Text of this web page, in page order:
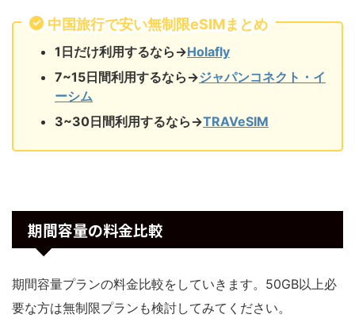
中国旅行で安い無制限eSIMまとめ
1日だけ利用するなら→Holafly
7~15日間利用するなら→ジャパンコネクト・イ
ーシム
3~30日間利用するなら→TRAVeSIM
期間容量の料金比較
期間容量プランの料金比較をしていきます。50GB以上必
要な方は無制限プランも検討してみてください。